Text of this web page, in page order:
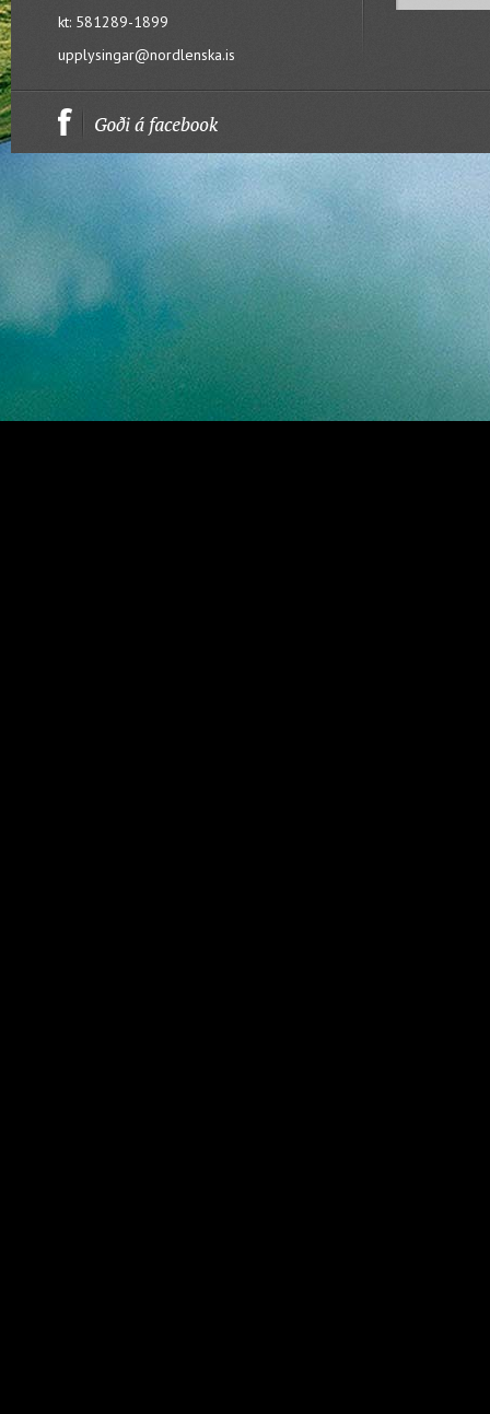
kt: 581289-1899
upplysingar@nordlenska.is